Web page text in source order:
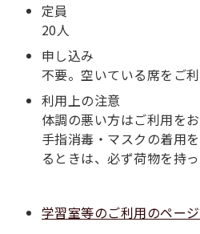
定員
20人
申し込み
不要。空いている席をご利
利用上の注意
体調の悪い方はご利用を
手指消毒・マスクの着用
るときは、必ず荷物を持
学習室等のご利用のペー